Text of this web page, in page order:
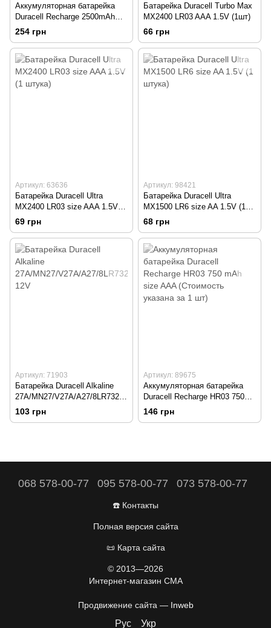
Аккумуляторная батарейка
Duracell Recharge 2500mAh
size AA (Стоимость указана за
254 грн
Батарейка Duracell Turbo Max
MX2400 LR03 AAA 1.5V (1шт)
66 грн
Артикул: 63636
Батарейка Duracell Ultra
MX2400 LR03 size AAA 1.5V (1
штука)
69 грн
Артикул: 98421
Батарейка Duracell Ultra
MX1500 LR6 size AA 1.5V (1
штука)
68 грн
Артикул: 71903
Батарейка Duracell Alkaline
27A/MN27/V27A/A27/8LR732
12V
103 грн
Артикул: 89675
Аккумуляторная батарейка
Duracell Recharge HR03 750
mAh size AAA (Стоимость
указана за 1 шт)
146 грн
068 578-00-77 095 578-00-77 073 578-00-77
☎️ Контакты
Полная версия сайта
📜 Карта сайта
© 2013—2026
Интернет-магазин CMA
Продвижение сайта — Inweb
Рус Укр